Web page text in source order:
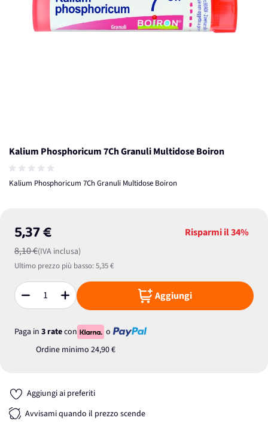
Kalium Phosphoricum 7Ch Granuli Multidose Boiron
Kalium Phosphoricum 7Ch Granuli Multidose Boiron
5,37 €
8,10 €(IVA inclusa)
Risparmi il34%
Ultimo prezzo più basso:5,35 €
Quantità Aggiungi
Paga in 3 ratecon
o
Ordine minimo 24,90 €
Aggiungi ai preferiti
Avvisami quando il prezzo scende